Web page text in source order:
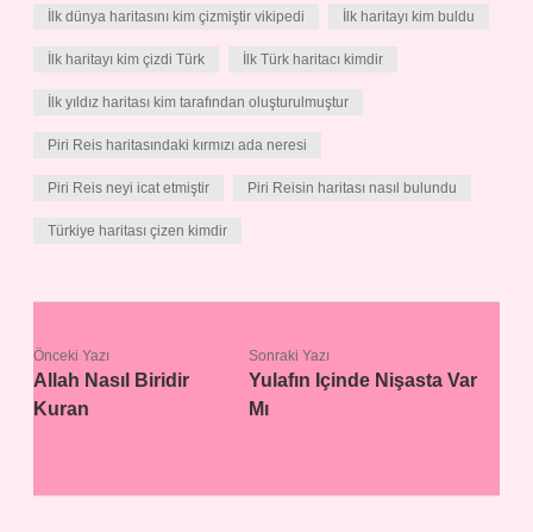
İlk dünya haritasını kim çizmiştir vikipedi İlk haritayı kim buldu
İlk haritayı kim çizdi Türk İlk Türk haritacı kimdir
İlk yıldız haritası kim tarafından oluşturulmuştur
Piri Reis haritasındaki kırmızı ada neresi
Piri Reis neyi icat etmiştir Piri Reisin haritası nasıl bulundu
Türkiye haritası çizen kimdir
Önceki Yazı
Allah Nasıl Biridir
Kuran
Sonraki Yazı
Yulafın Içinde Nişasta Var
Mı